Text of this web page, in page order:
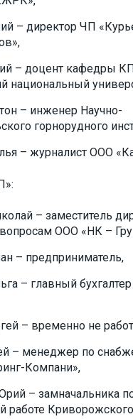
– директор ЧП
– доцент кафедры
национальный
– инженер Научно-
горнорудного
– журналист ООО
– заместитель
ООО «НК –
– предприниматель,
– главный
– временно не
– менеджер по
Компани»,
– замначальника
работе